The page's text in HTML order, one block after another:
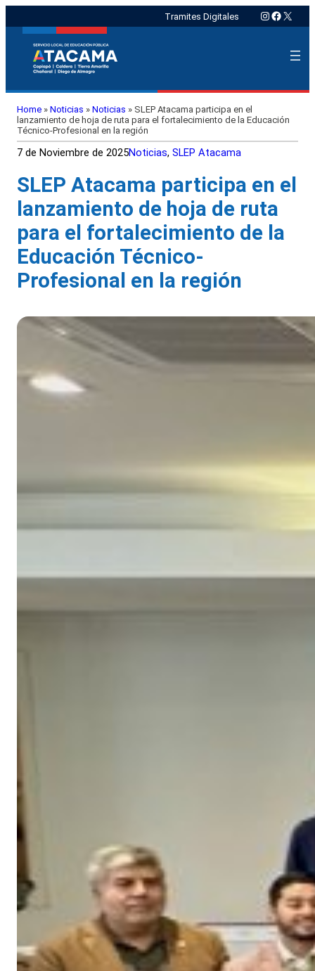
Tramites Digitales Instagram
X
Home » Noticias » Noticias » SLEP Atacama participa en el
lanzamiento de hoja de ruta para el fortalecimiento de la Educación
Técnico-Profesional en la región
7 de Noviembre de 2025Noticias, SLEP Atacama
SLEP Atacama participa en el
lanzamiento de hoja de ruta
para el fortalecimiento de la
Educación Técnico-
Profesional en la región